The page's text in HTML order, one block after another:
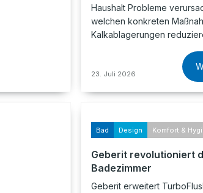
Haushalt Probleme
welchen konkreten
Kalkablagerungen
23. Juli 2026
Bad Design Komfort &
Geberit revolutioniert
Badezimmer
Geberit erweitert